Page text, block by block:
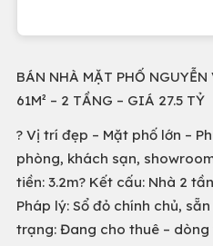
BÁN NHÀ MẶT PHỐ
61M² – 2 TẦNG – GIÁ 27.5 TỶ
? Vị trí đẹp – Mặt phố lớn –
phòng, khách sạn,
tiền: 3.2m? Kết cấu: Nhà 2
Pháp lý: Sổ đỏ chính chủ,
trạng: Đang cho thuê – dòng